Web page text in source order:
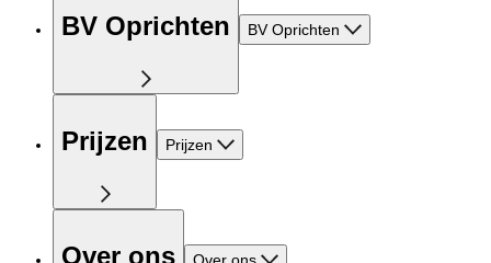
BV Oprichten BV Oprichten
Prijzen Prijzen
Over ons